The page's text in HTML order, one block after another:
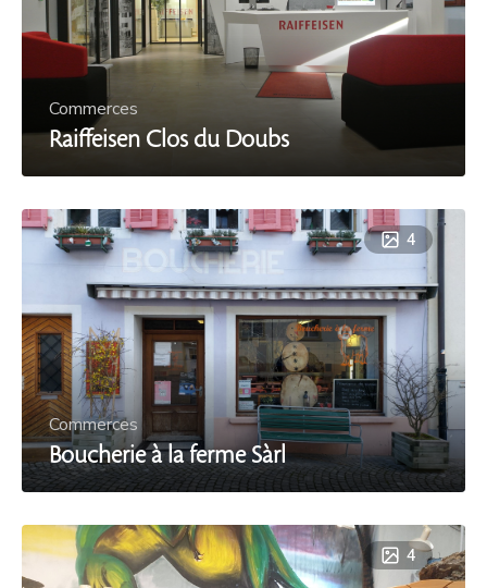
Commerces
Raiffeisen Clos du Doubs
4
Commerces
Boucherie à la ferme Sàrl
4